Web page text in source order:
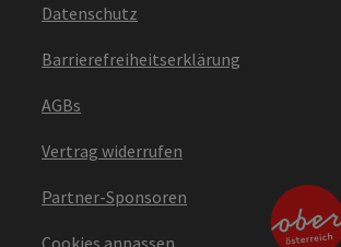
Datenschutz
Barrierefreiheitserklärung
AGBs
Vertrag widerrufen
Partner-Sponsoren
Cookies anpassen